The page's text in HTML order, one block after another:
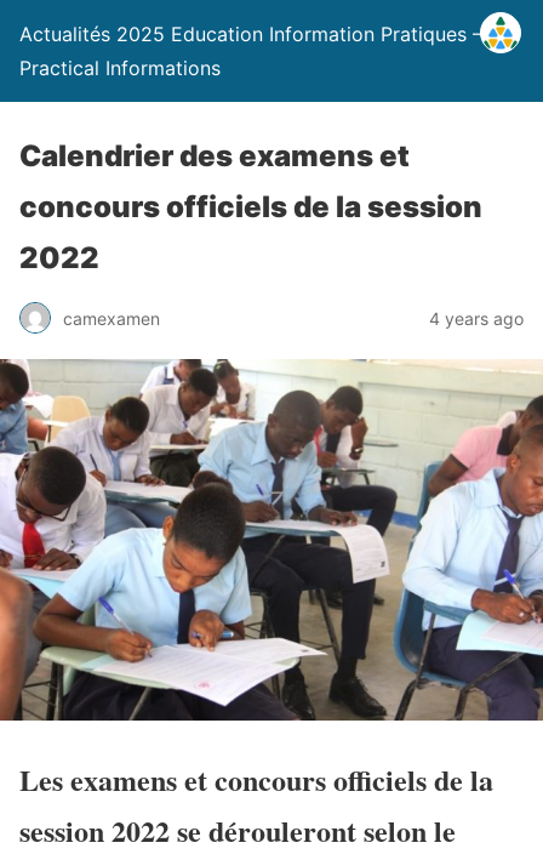
Actualités 2025 Education Information Pratiques –
Practical Informations
Calendrier des examens et
concours officiels de la session
2022
camexamen 4 years ago
Les examens et concours officiels de la
session 2022 se dérouleront selon le